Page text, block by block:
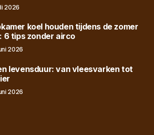
2026
koel houden tijdens de zomer
6 tips zonder airco
2026
levensduur: van vleesvarken tot
2026